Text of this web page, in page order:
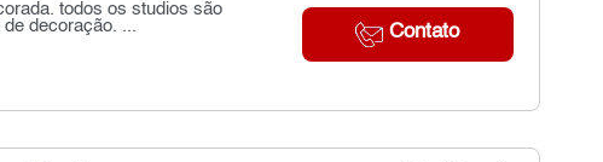
Contato
todos os studios são
decoração. ...